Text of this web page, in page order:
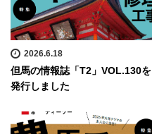
2026.6.18
但馬の情報誌「T2」VOL.130を
発行しました